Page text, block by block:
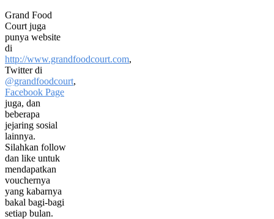
Grand Food
Court juga
punya website
di
http://www.grandfoodcourt.com,
Twitter di
@grandfoodcourt,
Facebook Page
juga, dan
beberapa
jejaring sosial
lainnya.
Silahkan follow
dan like untuk
mendapatkan
vouchernya
yang kabarnya
bakal bagi-bagi
setiap bulan.